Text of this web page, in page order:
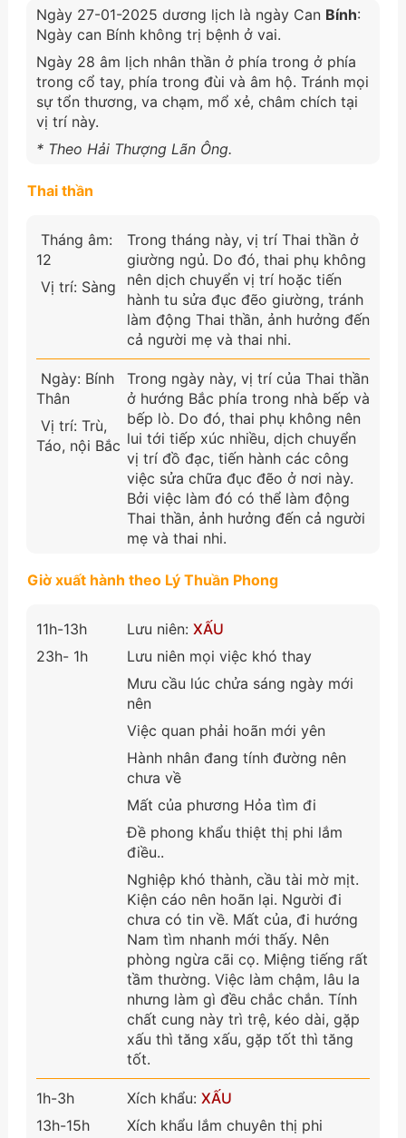
Ngày 27-01-2025 dương lịch là ngày Can Bính:
Ngày can Bính không trị bệnh ở vai.
Ngày 28 âm lịch nhân thần ở phía trong ở phía
trong cổ tay, phía trong đùi và âm hộ. Tránh mọi
sự tổn thương, va chạm, mổ xẻ, châm chích tại
vị trí này.
* Theo Hải Thượng Lãn Ông.
Thai thần
Tháng âm:
12
Vị trí: Sàng
Trong tháng này, vị trí Thai thần ở
giường ngủ. Do đó, thai phụ không
nên dịch chuyển vị trí hoặc tiến
hành tu sửa đục đẽo giường, tránh
làm động Thai thần, ảnh hưởng đến
cả người mẹ và thai nhi.
Ngày: Bính
Thân
Vị trí: Trù,
Táo, nội Bắc
Trong ngày này, vị trí của Thai thần
ở hướng Bắc phía trong nhà bếp và
bếp lò. Do đó, thai phụ không nên
lui tới tiếp xúc nhiều, dịch chuyển
vị trí đồ đạc, tiến hành các công
việc sửa chữa đục đẽo ở nơi này.
Bởi việc làm đó có thể làm động
Thai thần, ảnh hưởng đến cả người
mẹ và thai nhi.
Giờ xuất hành theo Lý Thuần Phong
11h-13h
23h- 1h
Lưu niên: XẤU
Lưu niên mọi việc khó thay
Mưu cầu lúc chửa sáng ngày mới
nên
Việc quan phải hoãn mới yên
Hành nhân đang tính đường nên
chưa về
Mất của phương Hỏa tìm đi
Đề phong khẩu thiệt thị phi lắm
điều..
Nghiệp khó thành, cầu tài mờ mịt.
Kiện cáo nên hoãn lại. Người đi
chưa có tin về. Mất của, đi hướng
Nam tìm nhanh mới thấy. Nên
phòng ngừa cãi cọ. Miệng tiếng rất
tầm thường. Việc làm chậm, lâu la
nhưng làm gì đều chắc chắn. Tính
chất cung này trì trệ, kéo dài, gặp
xấu thì tăng xấu, gặp tốt thì tăng
tốt.
1h-3h
13h-15h
Xích khẩu: XẤU
Xích khẩu lắm chuyên thị phi